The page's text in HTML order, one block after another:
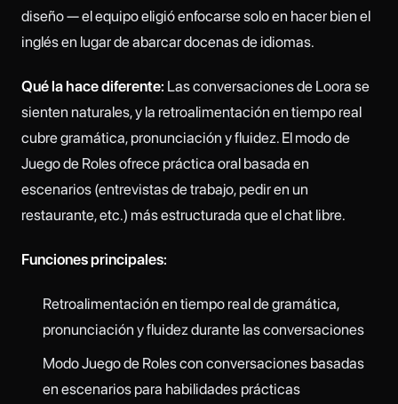
diseño — el equipo eligió enfocarse solo en hacer bien el
inglés en lugar de abarcar docenas de idiomas.
Qué la hace diferente: Las conversaciones de Loora se
sienten naturales, y la retroalimentación en tiempo real
cubre gramática, pronunciación y fluidez. El modo de
Juego de Roles ofrece práctica oral basada en
escenarios (entrevistas de trabajo, pedir en un
restaurante, etc.) más estructurada que el chat libre.
Funciones principales:
Retroalimentación en tiempo real de gramática,
pronunciación y fluidez durante las conversaciones
Modo Juego de Roles con conversaciones basadas
en escenarios para habilidades prácticas